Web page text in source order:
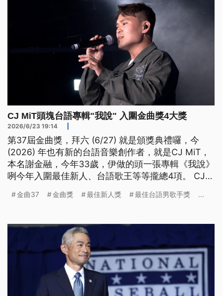
CJ MiT頭塊台語專輯"我說" 入圍金曲獎4大獎
2026/6/23 19:14
第37屆金曲獎，拜六 (6/27) 就是頒獎典禮囉，今
(2026) 年也有新的台語音樂創作者，就是CJ MiT，
本名謝金融，今年33歲，伊做的頭一張專輯《我說》
咧今年入圍最佳新人、台語歌王等等攏總4項。 CJ講
傷，當伊絕望的時，意外發現唱歌的趣味，嘛咧做台
認為做台語音樂充滿挑戰，未來猶有真濟可能性。
金曲37 金曲獎 最佳新人獎 最佳台語男歌手獎 ...